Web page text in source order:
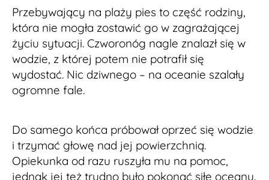
Przebywający na plaży pies to część rodziny,
która nie mogła zostawić go w zagrażającej
życiu sytuacji. Czworonóg nagle znalazł się w
wodzie, z której potem nie potrafił się
wydostać. Nic dziwnego – na oceanie szalały
ogromne fale.
Do samego końca próbował oprzeć się wodzie
i trzymać głowę nad jej powierzchnią.
Opiekunka od razu ruszyła mu na pomoc,
jednak jej też trudno było pokonać siłę oceanu.